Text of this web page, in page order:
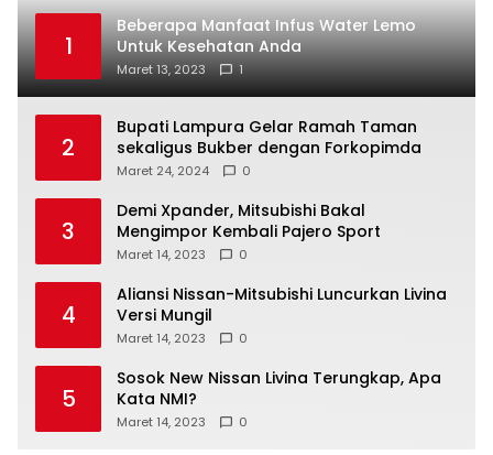
1
Beberapa Manfaat Infus Water Lemo
Untuk Kesehatan Anda
Maret 13, 2023 1
2
Bupati Lampura Gelar Ramah Taman
sekaligus Bukber dengan Forkopimda
Maret 24, 2024 0
3
Demi Xpander, Mitsubishi Bakal
Mengimpor Kembali Pajero Sport
Maret 14, 2023 0
4
Aliansi Nissan-Mitsubishi Luncurkan Livina
Versi Mungil
Maret 14, 2023 0
5
Sosok New Nissan Livina Terungkap, Apa
Kata NMI?
Maret 14, 2023 0